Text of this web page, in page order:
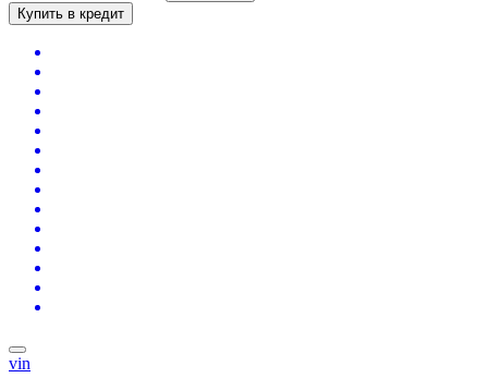
Купить в кредит
vin